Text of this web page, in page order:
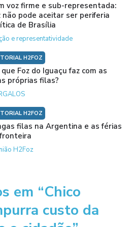
voz firme e sub-representada:
não pode aceitar ser periferia
de Brasília
e representatividade
H2FOZ
que Foz do Iguaçu faz com as
próprias filas?
H2FOZ
filas na Argentina e as férias
H2Foz
em “Chico
custo da